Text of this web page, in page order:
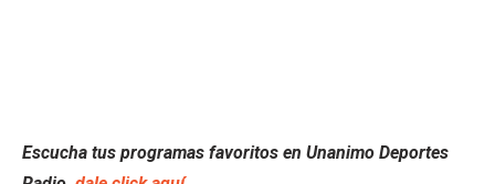
Escucha tus programas favoritos en Unanimo Deportes